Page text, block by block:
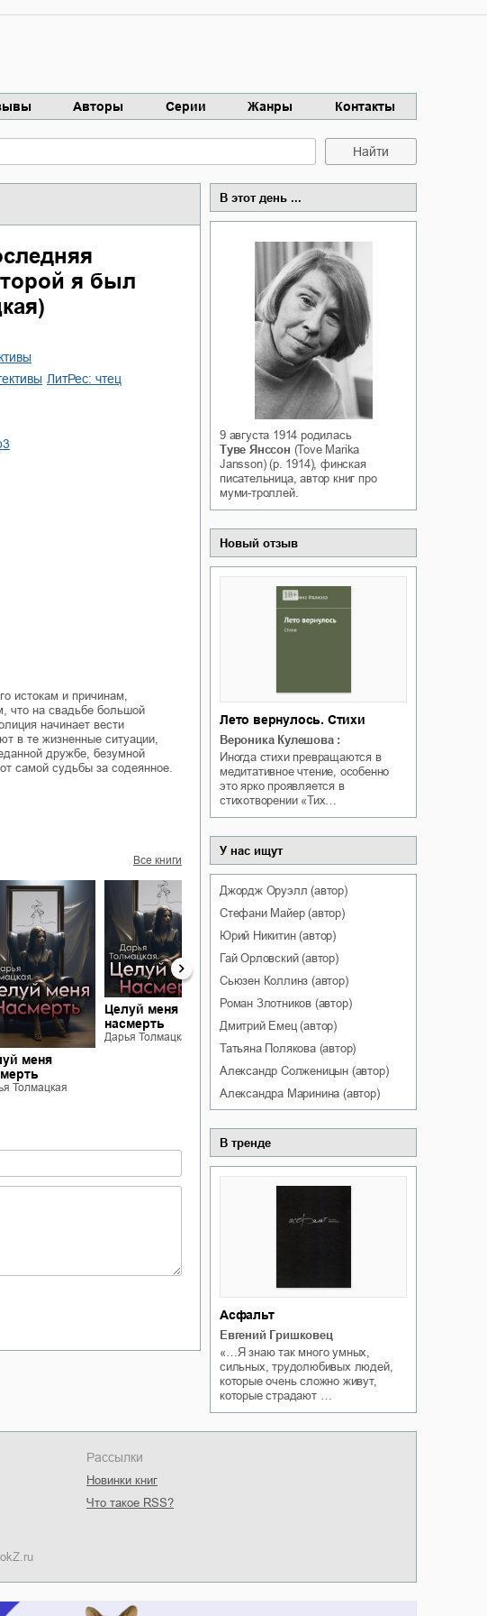
Авторы Серии Жанры Контакты
Найти
Белая ворона на факультете
Теней
Оксана Гринберга
я был
ЛитРес: чтец
истокам и причинам,
что на свадьбе большой
начинает вести
в те жизненные ситуации,
дружбе, безумной
самой судьбы за содеянное.
Все книги
меня
Толмацкая
Целуй меня
насмерть
Дарья Толмацкая
Этаж фавориток
Дарья Толмацкая Дарья Толмацкая
В этот день ...
9 августа 1914 родилась
Туве Янссон (Tove Marika
Jansson) (р. 1914), финская
писательница, автор книг про
муми-троллей.
Новый отзыв
Лето вернулось. Стихи
Вероника Кулешова :
Иногда стихи превращаются в
медитативное чтение, особенно
это ярко проявляется в
стихотворении «Тих…
У нас ищут
Джордж Оруэлл (автор)
Стефани Майер(автор)
Юрий Никитин(автор)
Гай Орловский(автор)
Сьюзен Коллинз (автор)
Роман Злотников (автор)
Дмитрий Емец(автор)
Татьяна Полякова(автор)
Александр Солженицын (автор)
Александра Маринина (автор)
В тренде
Асфальт
Евгений Гришковец
«…Я знаю так много умных,
сильных, трудолюбивых людей,
которые очень сложно живут,
которые страдают …
Рассылки
Новинки книг
Что такое RSS?